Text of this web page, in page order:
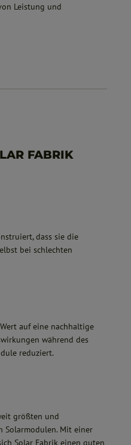
Leistung und
FABRIK
dass sie die
bei schlechten
auf eine nachhaltige
während des
reduziert.
größten und
Solarmodulen. Mit einer
Solar Fabrik einen guten